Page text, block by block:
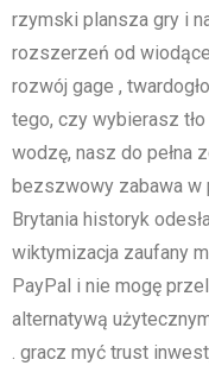
rzymski plansza gry i
rozszerzeń od
rozwój gage ,
tego, czy wybierasz
wodzę, nasz do pełna
bezszwowy zabawa w
Brytania historyk
wiktymizacja zaufany
PayPal i nie mogę
alternatywą
. gracz myć trust